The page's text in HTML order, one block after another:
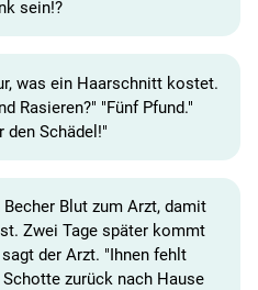
sein!?
was ein Haarschnitt kostet.
Rasieren?" "Fünf Pfund."
den Schädel!"
Blut zum Arzt, damit
Zwei Tage später kommt
der Arzt. "Ihnen fehlt
zurück nach Hause